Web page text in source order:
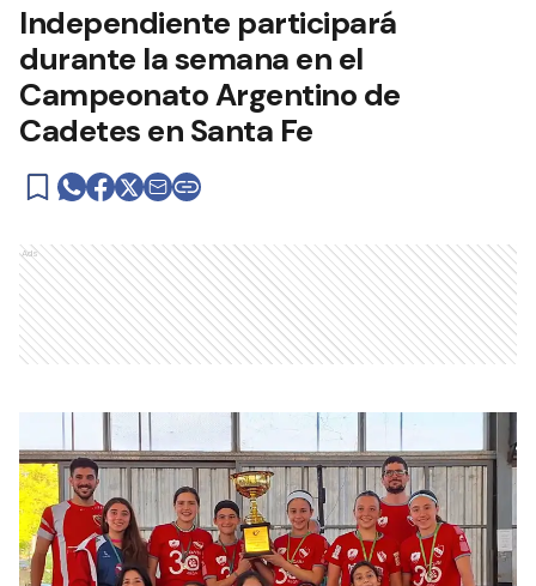
Independiente participará
durante la semana en el
Campeonato Argentino de
Cadetes en Santa Fe
Ads